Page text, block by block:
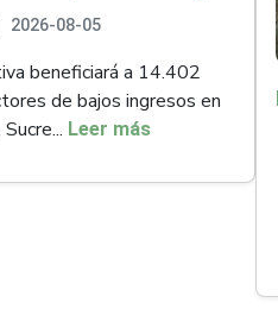
2026-08-05
beneficiará a 14.402
de bajos ingresos en
Leer más